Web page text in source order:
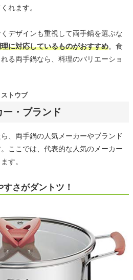
れます。
デザインも重視して両手鍋を選ぶな
に対応しているものがおすすめ。食
る両手鍋なら、料理のバリエーショ
・ブランド
トウブ
、両手鍋の人気メーカーやブランド
ここでは、代表的な人気のメーカー
す。
さがダントツ！